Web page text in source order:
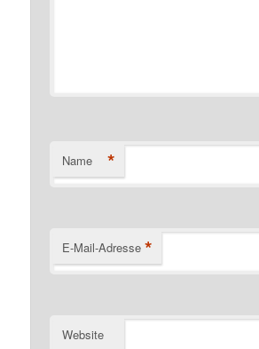
Name *
E-Mail-Adresse *
Website